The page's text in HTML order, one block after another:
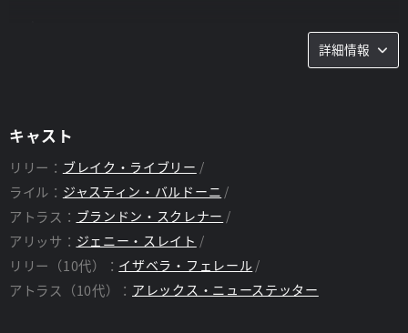
詳細情報
キャスト
リリー： ブレイク・ライブリー
ライル： ジャスティン・バルドーニ
アトラス： ブランドン・スクレナー
アリッサ： ジェニー・スレイト
リリー（10代）： イザベラ・フェレール
アトラス（10代）： アレックス・ニューステッター